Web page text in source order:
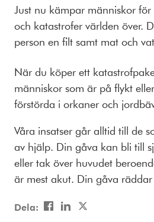
Just nu kämpar människor
och katastrofer världen över.
person en filt samt mat och
När du köper ett
människor som är på flykt
förstörda i orkaner och
Våra insatser går alltid till de
av hjälp. Din gåva kan bli till
eller tak över huvudet
är mest akut. Din gåva
Dela:
Dela Dela